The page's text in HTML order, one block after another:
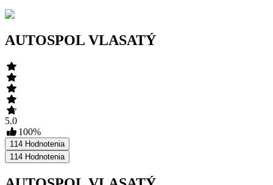
AUTOSPOL VLASATÝ
5.0
100%
114 Hodnotenia
114 Hodnotenia